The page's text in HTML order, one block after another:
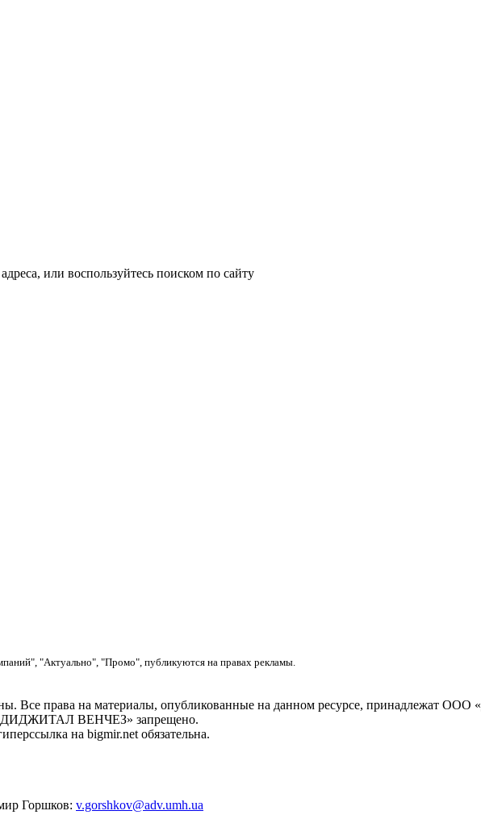
или воспользуйтесь поиском по сайту
"Актуально", "Промо", публикуются на правах рекламы.
права на материалы, опубликованные на данном ресурсе, принадлежат
«ДИДЖИТАЛ ВЕНЧЕЗ» запрещено.
на bigmir.net обязательна.
Горшков: v.gorshkov@adv.umh.ua